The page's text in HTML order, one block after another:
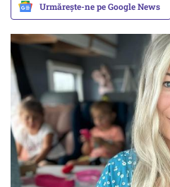
Urmărește-ne pe Google News